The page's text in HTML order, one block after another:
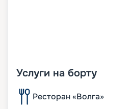
Услуги на борту
Ресторан «Волга»